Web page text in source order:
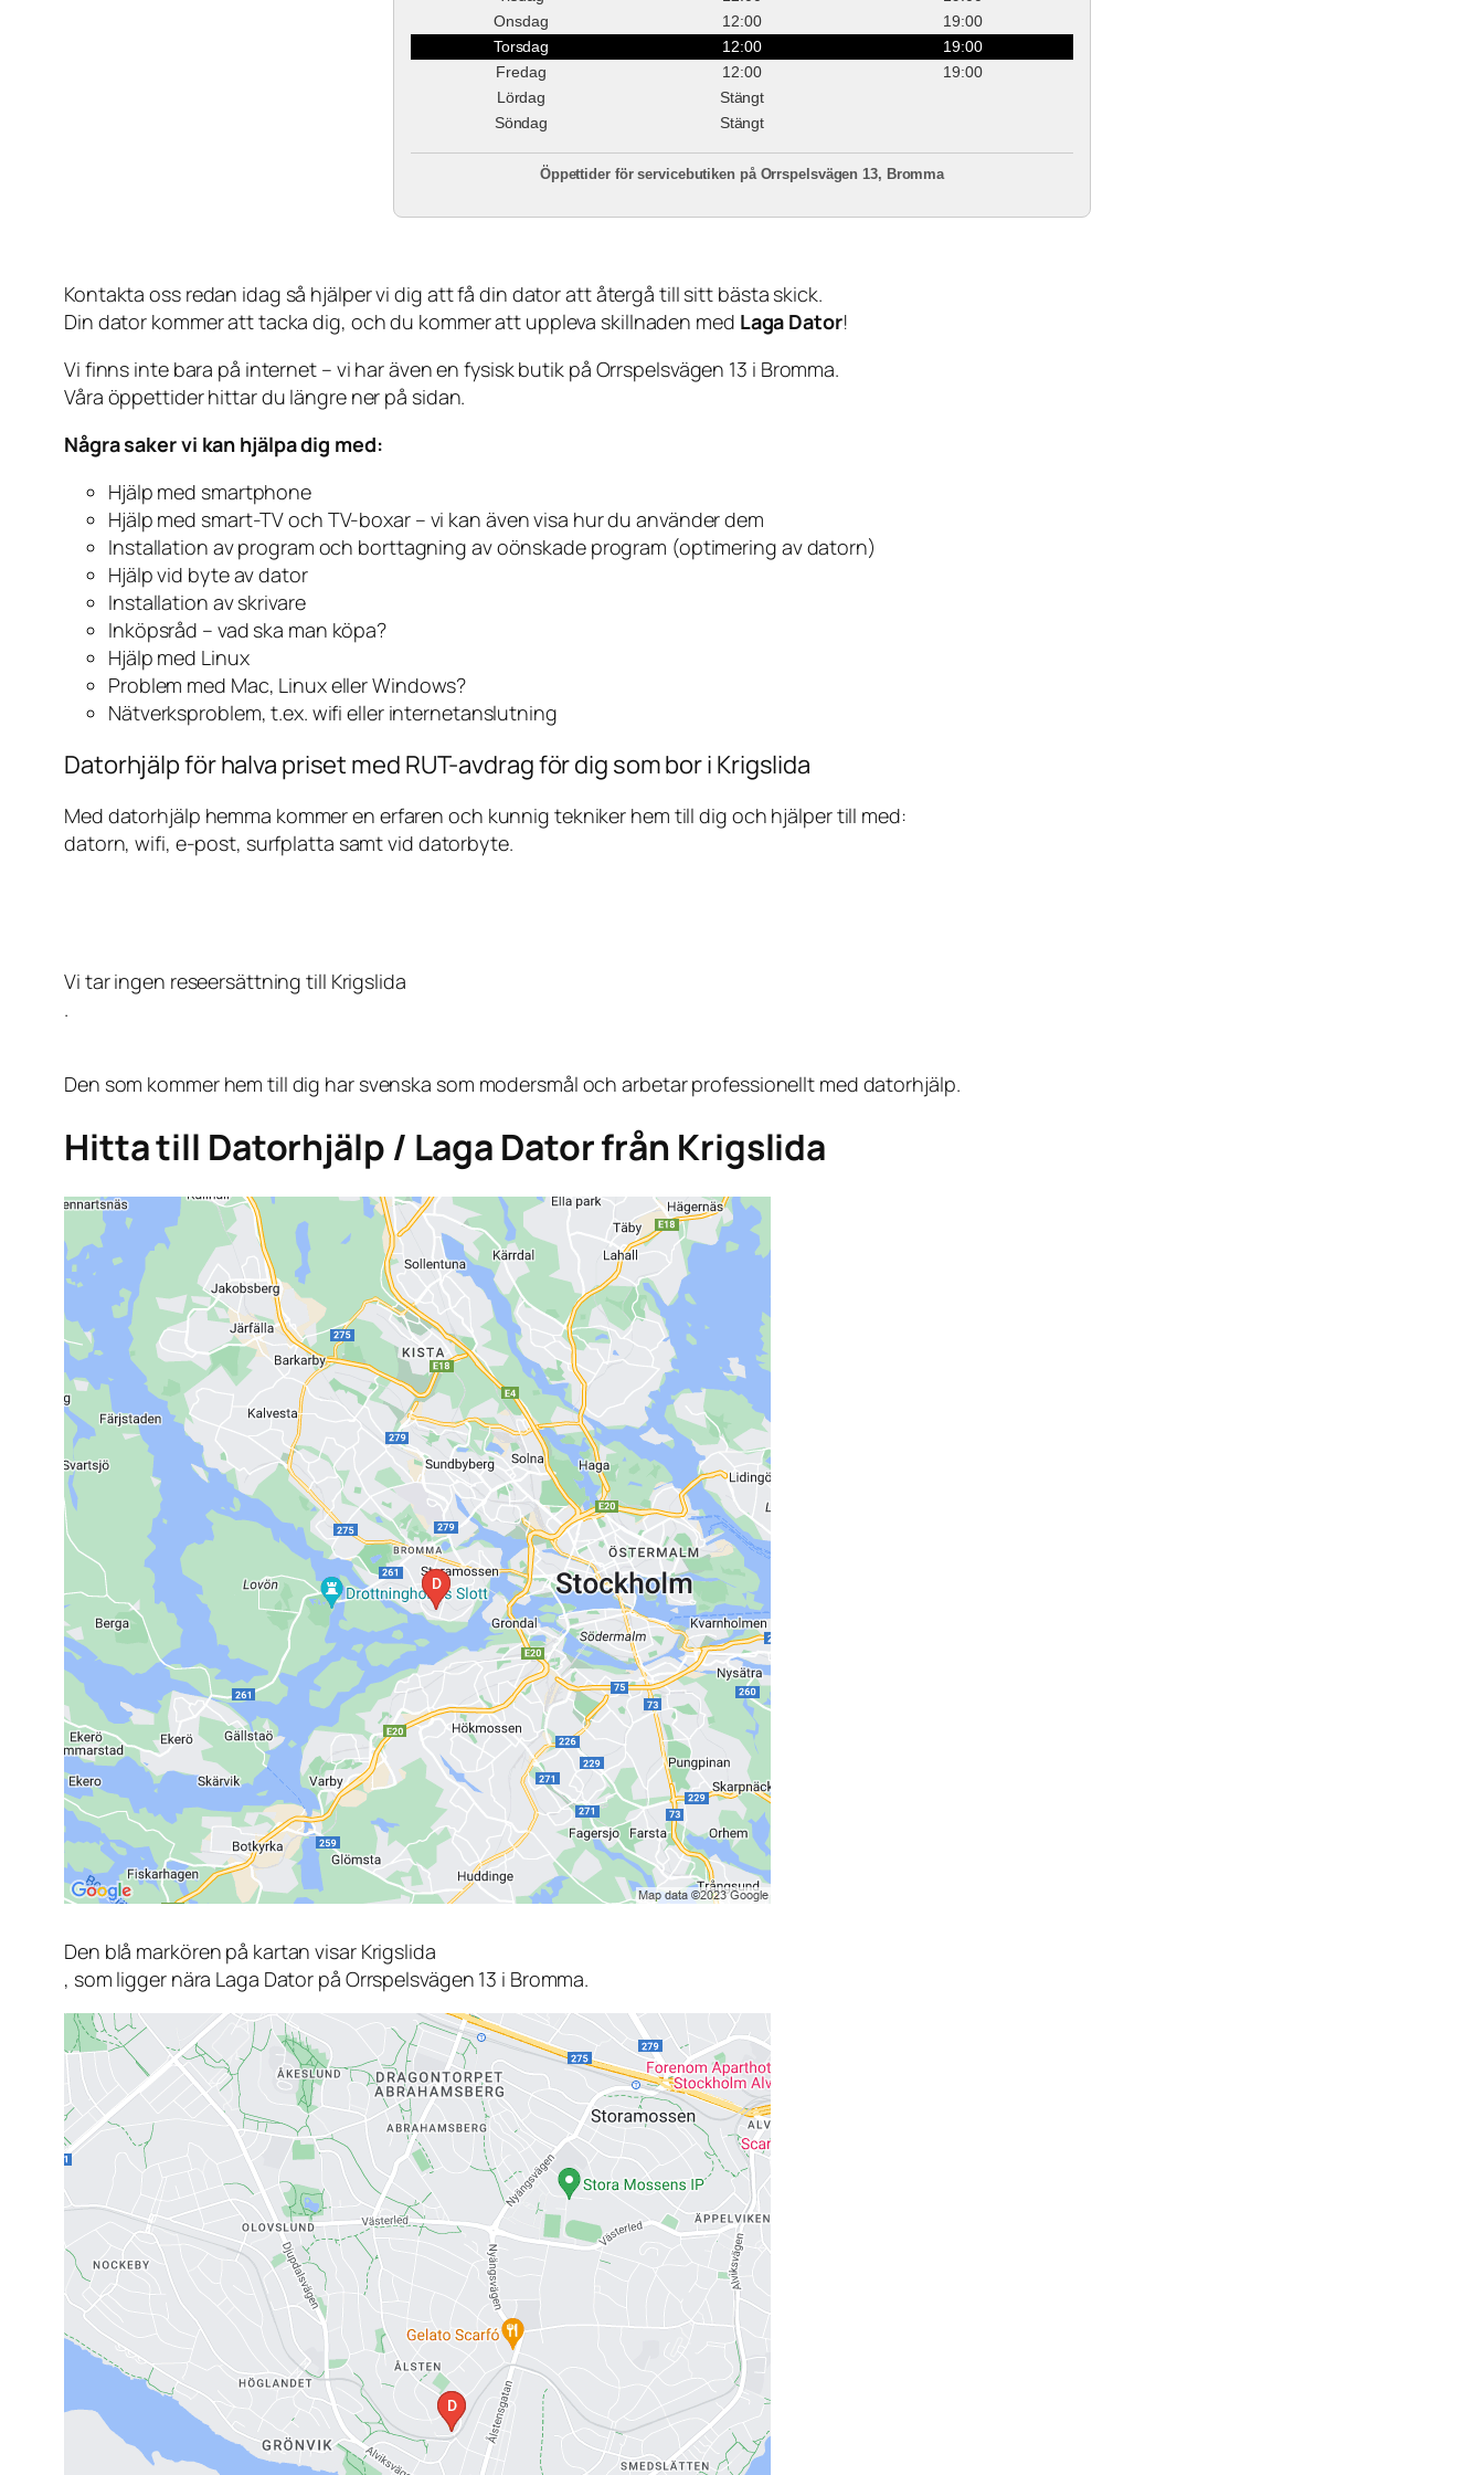
Onsdag
12:00
19:00
Torsdag
12:00
19:00
Fredag
12:00
19:00
Lördag
Stängt
Söndag
Stängt
Öppettider för servicebutiken på Orrspelsvägen 13, Bromma
Kontakta oss redan idag så hjälper vi dig att få din dator att återgå till sitt bästa skick.
Din dator kommer att tacka dig, och du kommer att uppleva skillnaden med Laga Dator!
Vi finns inte bara på internet – vi har även en fysisk butik på Orrspelsvägen 13 i Bromma.
Våra öppettider hittar du längre ner på sidan.
Några saker vi kan hjälpa dig med:
Hjälp med smartphone
Hjälp med smart-TV och TV-boxar – vi kan även visa hur du använder dem
Installation av program och borttagning av oönskade program (optimering av datorn)
Hjälp vid byte av dator
Installation av skrivare
Inköpsråd – vad ska man köpa?
Hjälp med Linux
Problem med Mac, Linux eller Windows?
Nätverksproblem, t.ex. wifi eller internetanslutning
Datorhjälp för halva priset med RUT-avdrag för dig som bor i Krigslida
Med datorhjälp hemma kommer en erfaren och kunnig tekniker hem till dig och hjälper till med:
datorn, wifi, e-post, surfplatta samt vid datorbyte.
Vi tar ingen reseersättning till Krigslida
.
Den som kommer hem till dig har svenska som modersmål och arbetar professionellt med datorhjälp.
Hitta till Datorhjälp / Laga Dator från Krigslida
Den blå markören på kartan visar Krigslida
, som ligger nära Laga Dator på Orrspelsvägen 13 i Bromma.